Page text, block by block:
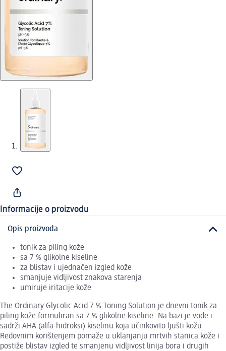
Informacije o proizvodu
Opis proizvoda
tonik za piling kože
sa 7 % glikolne kiseline
za blistav i ujednačen izgled kože
smanjuje vidljivost znakova starenja
umiruje iritacije kože
The Ordinary Glycolic Acid 7 % Toning Solution je dnevni tonik za
piling kože formuliran sa 7 % glikolne kiseline. Na bazi je vode i
sadrži AHA (alfa-hidroksi) kiselinu koja učinkovito ljušti kožu.
Redovnim korištenjem pomaže u uklanjanju mrtvih stanica kože i
postiže blistav izgled te smanjenu vidljivost linija bora i drugih